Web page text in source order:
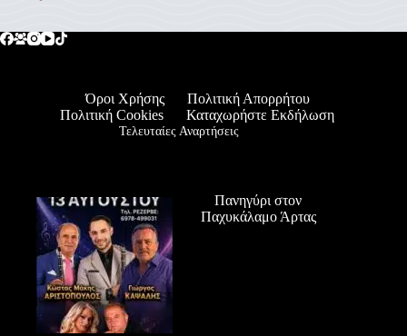
Όροι Χρήσης
Πολιτική Απορρήτου
Πολιτική Cookies
Καταχωρήστε Εκδήλωση
Τελευταίες Αναρτήσεις
Πανηγύρι στον
Παχυκάλαμο Άρτας